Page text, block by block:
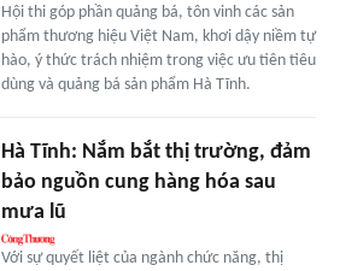
Hội thi góp phần quảng bá, tôn vinh các sản
phẩm thương hiệu Việt Nam, khơi dậy niềm tự
hào, ý thức trách nhiệm trong việc ưu tiên tiêu
dùng và quảng bá sản phẩm Hà Tĩnh.
Hà Tĩnh: Nắm bắt thị trường, đảm
bảo nguồn cung hàng hóa sau
mưa lũ
Với sự quyết liệt của ngành chức năng, thị